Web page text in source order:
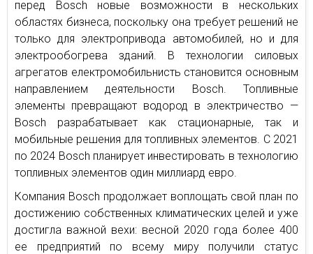
перед Bosch новые возможности в нескольких
областях бизнеса, поскольку она требует решений не
только для электропривода автомобилей, но и для
электрообогрева зданий. В технологии силовых
агрегатов електромобильнисть становится основным
направлением деятельности Bosch. Топливные
элементы превращают водород в электричество —
Bosch разрабатывает как стационарные, так и
мобильные решения для топливных элементов. С 2021
по 2024 Bosch планирует инвестировать в технологию
топливных элементов один миллиард евро.
Компания Bosch продолжает воплощать свой план по
достижению собственных климатических целей и уже
достигла важной вехи: весной 2020 года более 400
ее предприятий по всему миру получили статус